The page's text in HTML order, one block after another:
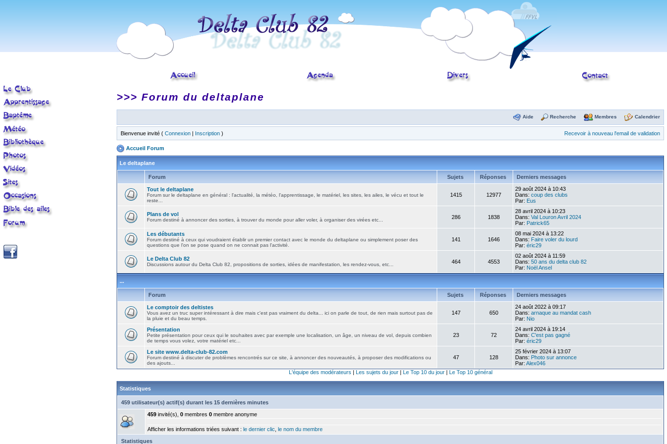
>>> Forum du deltaplane
Aide Recherche Membres Calendrier
Bienvenue invité ( Connexion | Inscription ) Recevoir à nouveau l'email de validation
Accueil Forum
Le deltaplane
Forum Sujets Réponses Derniers messages
Tout le deltaplane
Forum sur le deltaplane en général : l'actualité, la météo, l'apprentissage, le matériel, les sites, les ailes, le vécu et tout le
reste...
1415 12977
29 août 2024 à 10:43
Dans: coup des clubs
Par: Eus
Plans de vol
Forum destiné à annoncer des sorties, à trouver du monde pour aller voler, à organiser des virées etc... 286 1838
28 avril 2024 à 10:23
Dans: Val Louron Avril 2024
Par: Patrick65
Les débutants
Forum destiné à ceux qui voudraient établir un premier contact avec le monde du deltaplane ou simplement poser des
questions que l'on se pose quand on ne connait pas l'activité.
141 1646
08 mai 2024 à 13:22
Dans: Faire voler du lourd
Par: éric29
Le Delta Club 82
Discussions autour du Delta Club 82, propositions de sorties, idées de manifestation, les rendez-vous, etc... 464 4553
02 août 2024 à 11:59
Dans: 50 ans du delta club 82
Par: Noël Ansel
...
Forum Sujets Réponses Derniers messages
Le comptoir des deltistes
Vous avez un truc super intéressant à dire mais c'est pas vraiment du delta... ici on parle de tout, de rien mais surtout pas de
la pluie et du beau temps.
147 650
24 août 2022 à 09:17
Dans: arnaque au mandat cash
Par: Nio
Présentation
Petite présentation pour ceux qui le souhaites avec par exemple une localisation, un âge, un niveau de vol, depuis combien
de temps vous volez, votre matériel etc...
23 72
24 avril 2024 à 19:14
Dans: C'est pas gagné
Par: éric29
Le site www.delta-club-82.com
Forum destiné à discuter de problèmes rencontrés sur ce site, à annoncer des nouveautés, à proposer des modifications ou
des ajouts...
47 128
25 février 2024 à 13:07
Dans: Photo sur annonce
Par: Alex046
L'équipe des modérateurs | Les sujets du jour| Le Top 10 du jour| Le Top 10 général
Statistiques
459 utilisateur(s) actif(s) durant les 15 dernières minutes
459 invité(s), 0 membres 0 membre anonyme
Afficher les informations triées suivant : le dernier clic le nom du membre
Statistiques